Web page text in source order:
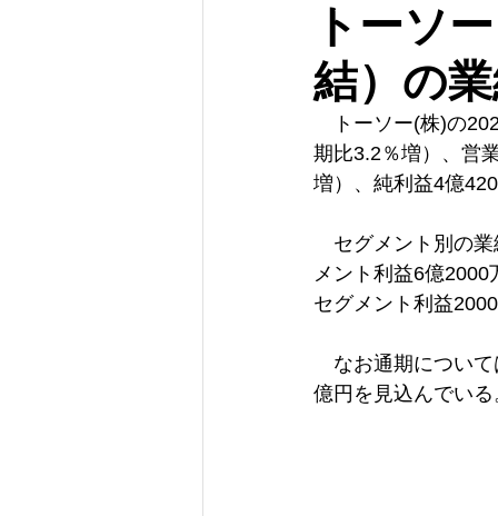
トーソ
結）の
トーソー(株)の
期比3.2％増）、営
増）、純利益4億
セグメント別の業
メント利益6億
セグメント利益
なお通期について
億円を見込んでいる